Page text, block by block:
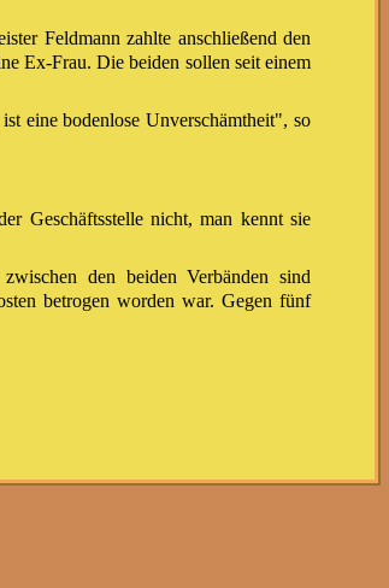
Feldmann zahlte anschließend den
Ex-Frau. Die beiden sollen seit einem
eine bodenlose Unverschämtheit", so
Geschäftsstelle nicht, man kennt sie
den beiden Verbänden sind
betrogen worden war. Gegen fünf